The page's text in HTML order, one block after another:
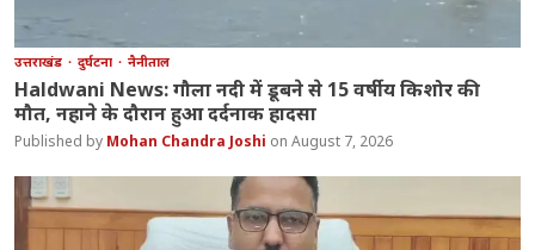
उत्तराखंड दुर्घटना नैनीताल
Haldwani News: गौला नदी में डूबने से 15 वर्षीय किशोर की
मौत, नहाने के दौरान हुआ दर्दनाक हादसा
Mohan Chandra Joshi August 7, 2026